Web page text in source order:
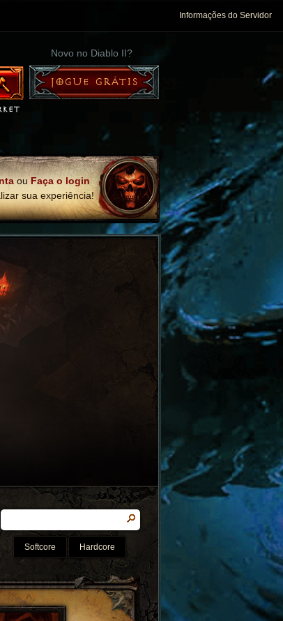
Informações do Servidor
Novo no Diablo II?
JOGUE GRÁTIS
ou Faça o login
sua experiência!
Softcore Hardcore